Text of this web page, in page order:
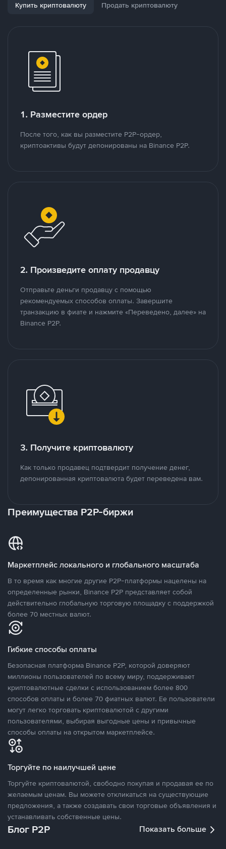
Купить криптовалюту Продать криптовалюту
1. Разместите ордер
После того, как вы разместите P2P-ордер,
криптоактивы будут депонированы на Binance P2P.
2. Произведите оплату продавцу
Отправьте деньги продавцу с помощью
рекомендуемых способов оплаты. Завершите
транзакцию в фиате и нажмите «Переведено, далее» на
Binance P2P.
3. Получите криптовалюту
Как только продавец подтвердит получение денег,
депонированная криптовалюта будет переведена вам.
Преимущества P2P-биржи
Маркетплейс локального и глобального масштаба
В то время как многие другие P2P-платформы нацелены на
определенные рынки, Binance P2P представляет собой
действительно глобальную торговую площадку с поддержкой
более 70 местных валют.
Гибкие способы оплаты
Безопасная платформа Binance P2P, которой доверяют
миллионы пользователей по всему миру, поддерживает
криптовалютные сделки с использованием более 800
способов оплаты и более 70 фиатных валют. Ее пользователи
могут легко торговать криптовалютой с другими
пользователями, выбирая выгодные цены и привычные
способы оплаты на открытом маркетплейсе.
Торгуйте по наилучшей цене
Торгуйте криптовалютой, свободно покупая и продавая ее по
желаемым ценам. Вы можете откликаться на существующие
предложения, а также создавать свои торговые объявления и
устанавливать собственные цены.
Блог P2P Показать больше